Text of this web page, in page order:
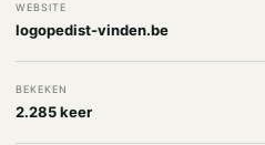
WEBSITE
logopedist-vinden.be
BEKEKEN
2.285 keer